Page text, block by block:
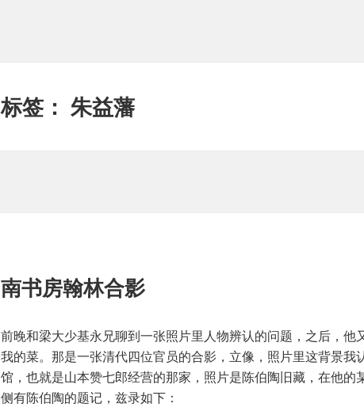
标签：朱益藩
南书房翰林合影
前晚和梁大少基永兄聊到一张照片里人物辨认的问题，之后，他
我的菜。那是一张清代四位官员的合影，立像，照片里这背景我
馆，也就是山本赞七郎经营的那家，照片是陈伯陶旧藏，在他的
侧有陈伯陶的题记，兹录如下：